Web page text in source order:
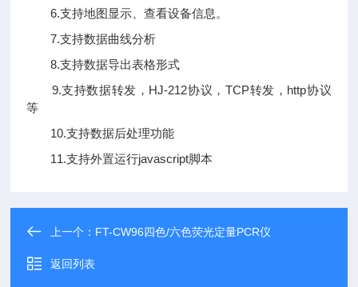
6.支持地图显示、查看设备信息。
7.支持数据曲线分析
8.支持数据导出表格形式
9.支持数据转发，HJ-212协议，TCP转发，http协议
等
10.支持数据后处理功能
11.支持外置运行javascript脚本
上一个： FT-CW96四色/六色荧光定量PCR仪
返回列表